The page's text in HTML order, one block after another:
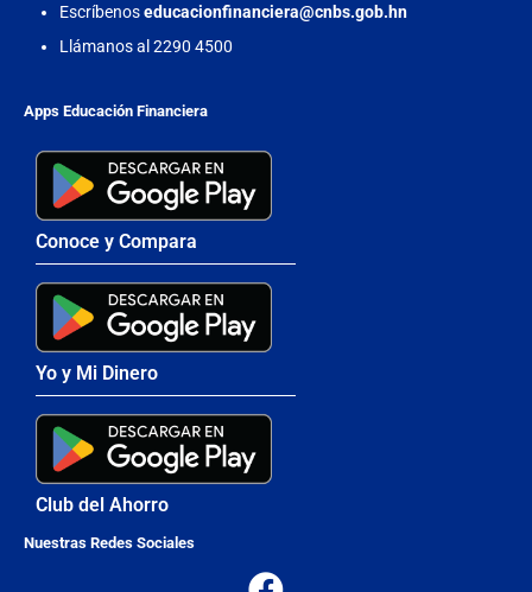
Escríbenoseducacionfinanciera@cnbs.gob.hn
Llámanos al 2290 4500
Apps Educación Financiera
Conoce y Compara
Yo y Mi Dinero
Club del Ahorro
Nuestras Redes Sociales